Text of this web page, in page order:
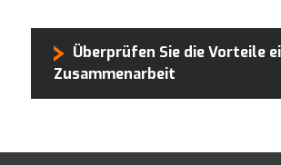
Überprüfen Sie die Vorteile
Zusammenarbeit